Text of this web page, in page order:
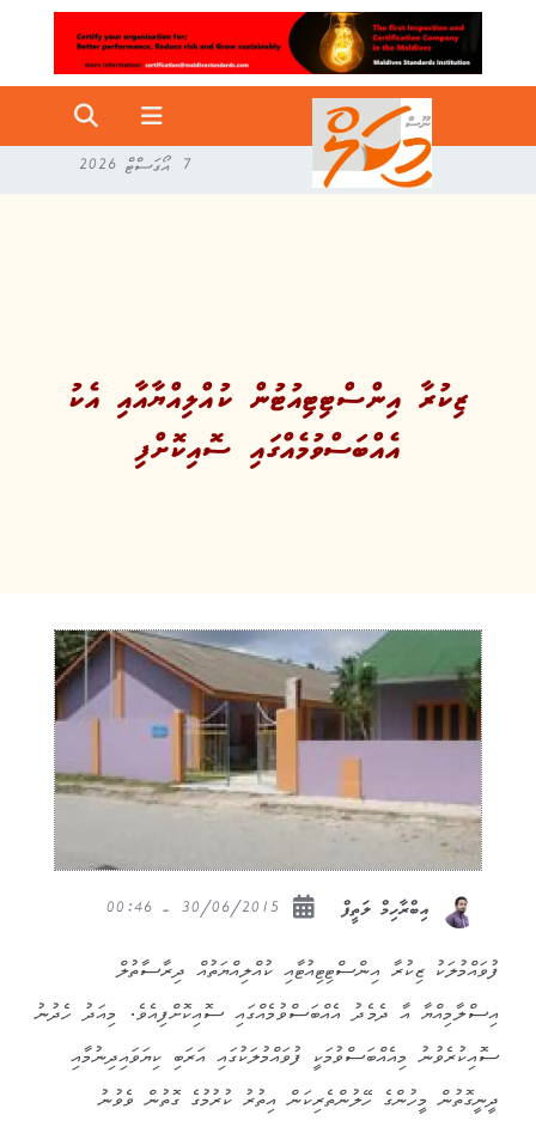
7 އޯގަސްޓް 2026
ޒިކުރާ އިންސްޓިޓިއުޓުން ކުއްލިއްޔާއާއި އެކު
އެއްބަސްވުމެއްގައި ސޮއިކޮށްފި
އިބްރާހިމް ލަތީފް
ފުވައްމުލަކު ޒިކުރާ އިންސްޓިޓިއުޓާއި ކުއްލިއްޔަތުއް ދިރާސާތުލް
އިސްލާމިއްޔާ އާ ދެމެދު އެއްބަސްވުމެއްގައި ސޮއިކޮށްފިއެވެ. މިއަދު ހެދުނު
ސޮއިކުރެވުނު މިއެއްބަސްވުމަކީ ފުވައްމުލަކުގައި އަރަބި ކިޔަވައިދިނުމާއި
ދީނީގޮތުން މީހުންގެ ހޭލުންތެރިކަން އިތުރު ކުރުމުގެ ގޮތުން ވެވުނު